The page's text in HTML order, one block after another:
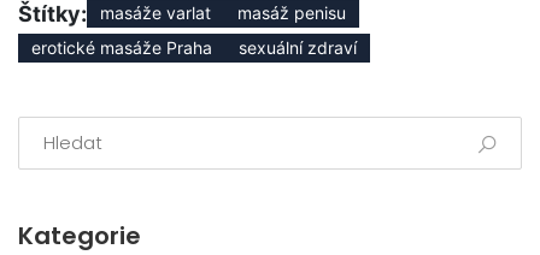
Štítky: masáže varlat
masáž penisu
erotické masáže Praha
sexuální zdraví
Kategorie